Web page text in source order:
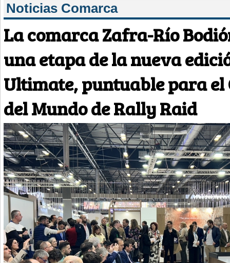
Noticias Comarca
La comarca Zafra-Río
una etapa de la nueva
Ultimate, puntuable para el
del Mundo de Rally Raid